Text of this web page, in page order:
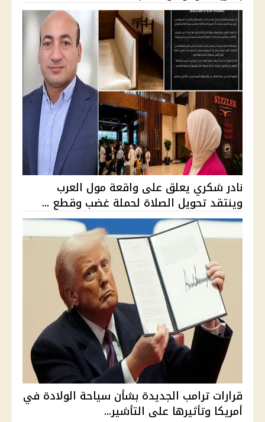
نادر شكري يعلق على واقعة مول العرب
وينتقد تحويل الصلاة لحملة غضب وقطع ...
قرارات ترامب الجديدة بشأن سياحة الولادة في
أمريكا وتأثيرها على التأشير...